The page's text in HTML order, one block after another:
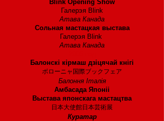
Blink Opening Show
Галерэя Blink
Атава Канада
Сольная мастацкая выстава
Галерэя Blink
Атава Канада
Балонскі кірмаш дзіцячай кнігі
ボローニャ国際ブックフェア
Балоння Італія
Амбасада Японіі
Выстава японскага мастацтва
日本大使館日本芸術展
Куратар